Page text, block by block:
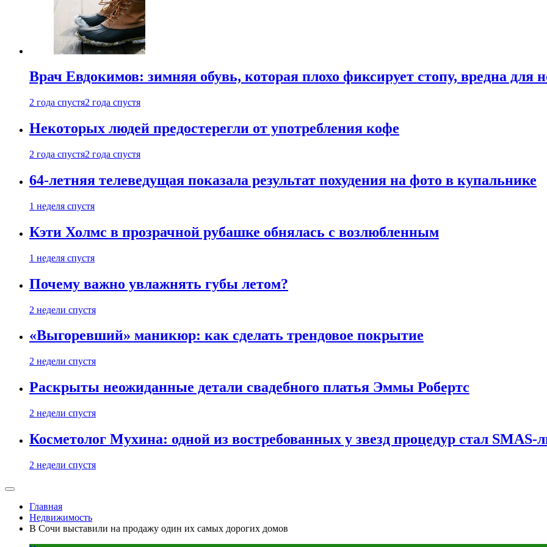
Врач Евдокимов: зимняя обувь, которая плохо фиксирует стопу, вредна для
2 года спустя2 года спустя
Некоторых людей предостерегли от употребления кофе
2 года спустя2 года спустя
64-летняя телеведущая показала результат похудения на фото в купальнике
1 неделя спустя
Кэти Холмс в прозрачной рубашке обнялась с возлюбленным
1 неделя спустя
Почему важно увлажнять губы летом?
2 недели спустя
«Выгоревший» маникюр: как сделать трендовое покрытие
2 недели спустя
Раскрыты неожиданные детали свадебного платья Эммы Робертс
2 недели спустя
Косметолог Мухина: одной из востребованных у звезд процедур стал SMAS-
2 недели спустя
Главная
Недвижимость
В Сочи выставили на продажу один их самых дорогих домов